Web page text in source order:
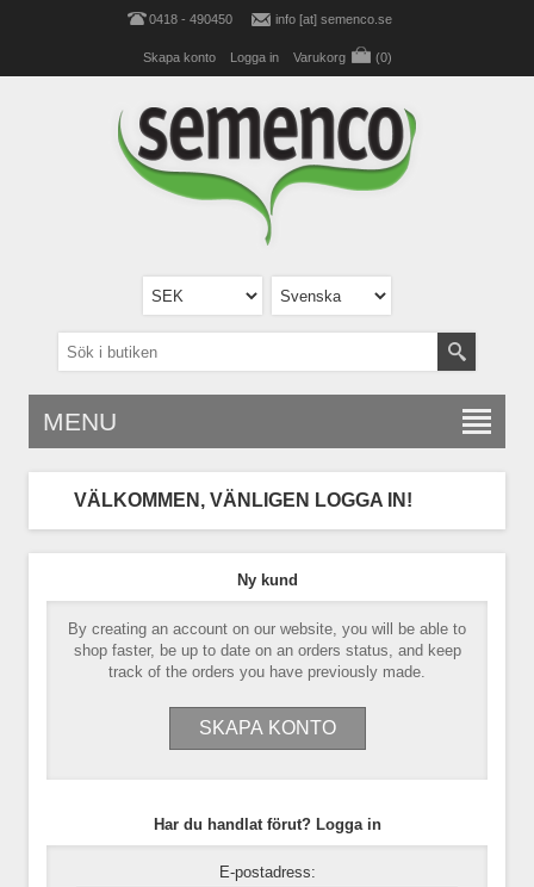
0418 - 490450 info [at] semenco.se
Skapa konto Logga in Varukorg (0)
MENU
VÄLKOMMEN, VÄNLIGEN LOGGA IN!
Ny kund
By creating an account on our website, you will be able to
shop faster, be up to date on an orders status, and keep
track of the orders you have previously made.
Har du handlat förut? Logga in
E-postadress: